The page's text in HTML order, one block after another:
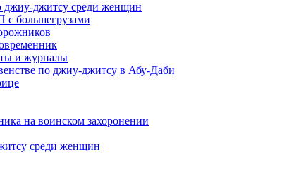
джиу-джитсу среди женщин
с большегрузами
и журналы
по джиу-джитсу в Абу-Даби
на воинском захоронении
среди женщин